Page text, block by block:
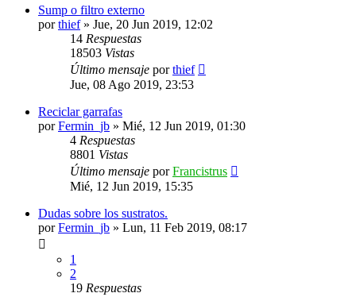
Sump o filtro externo
porthief» Jue, 20 Jun 2019, 12:02
14 Respuestas
18503 Vistas
Último mensaje porthief
Jue, 08 Ago 2019, 23:53
Reciclar garrafas
porFermin_jb » Mié, 12 Jun 2019, 01:30
4 Respuestas
8801 Vistas
Último mensaje porFrancistrus
Mié, 12 Jun 2019, 15:35
Dudas sobre los sustratos.
porFermin_jb » Lun, 11 Feb 2019, 08:17
1
2
19 Respuestas